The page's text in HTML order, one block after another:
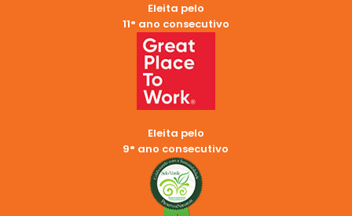
Eleita pelo
11° ano consecutivo
Eleita pelo
9° ano consecutivo